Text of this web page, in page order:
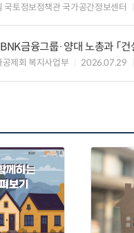
국토정보정책관 국가공간정보센터
금융그룹·양대 노총과 「
제회 복지사업부 2026.07.29